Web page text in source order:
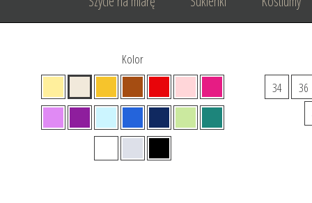
Odzież dyplomatyczna
Kolor
34
36